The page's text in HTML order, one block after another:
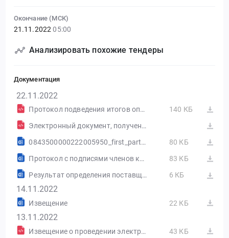
Окончание (МСК)
21.11.2022 05:00
Анализировать похожие тендеры
Документация
22.11.2022
Протокол подведения итогов определения поставщика (подрядчика, исполнителя) от 21.11.2022 №ИЭА1
140 КБ
Электронный документ, полученный из внешней системы
0843500000222005950_first_parts_protocol.rtf
80 КБ
Протокол с подписями членов комиссии
83 КБ
Результат определения поставщика (подрядчика, исполнителя), сформированный на основании размещенных протоколов
6 КБ
14.11.2022
Извещение 22 КБ
13.11.2022
Извещение о проведении электронного аукциона от 13.11.2022 №0843500000222005950
43 КБ